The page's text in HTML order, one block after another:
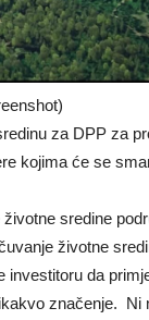
za DPP za
kojima će se
sredine
životne
investitoru da
značenje.